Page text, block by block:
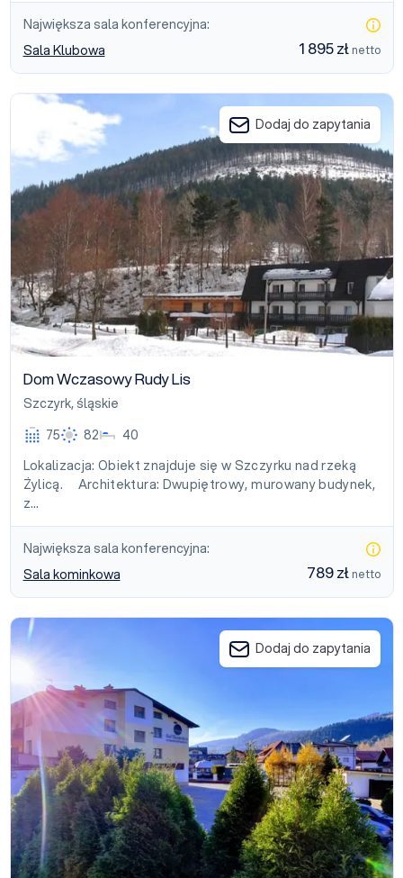
Największa sala konferencyjna:
Sala Klubowa
1 895 zł netto
Dom Wczasowy Rudy Lis
Dodaj do zapytania
Dom Wczasowy Rudy Lis
Szczyrk, śląskie
75
82
40
Lokalizacja: Obiekt znajduje się w Szczyrku nad rzeką
Żylicą. Architektura: Dwupiętrowy, murowany budynek,
z…
Największa sala konferencyjna:
Sala kominkowa
789 zł netto
Sala Balowa & Gościniec Pod Skrzycznem
Dodaj do zapytania